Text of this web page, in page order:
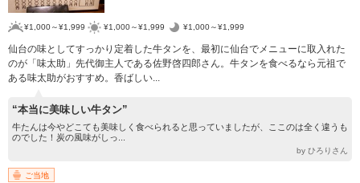
¥1,000～¥1,999 ¥1,000～¥1,999 ¥1,000～¥1,999
仙台の味としてすっかり定着した牛タンを、最初に仙台でメニューに取入れた
のが「味太助」先代御主人である佐野啓四郎さん。牛タンを食べるなら元祖で
ある味太助がおすすめ。香ばしい...
“本当に美味しい牛タン”
牛たんは今やどこても美味しく食べられると思っていましたが、ここのは全く違うも
のでした！炭の風味がしっ...
by ひろりさん
ご当地